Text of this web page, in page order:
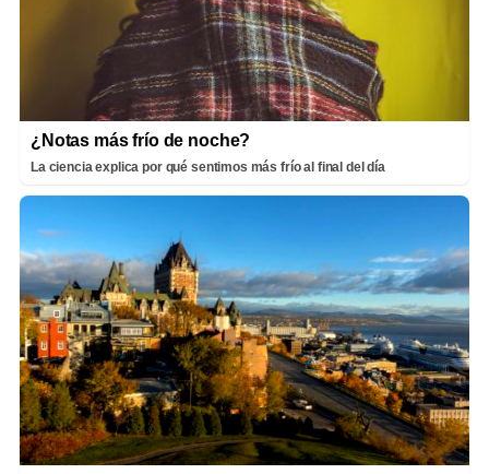
¿Notas más frío de noche?
La ciencia explica por qué sentimos más frío al final del día